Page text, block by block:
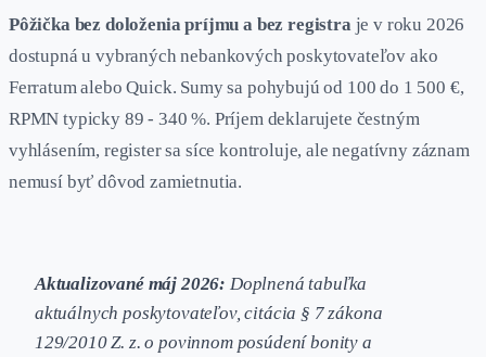
Pôžička bez doloženia príjmu a bez registra je v roku 2026
dostupná u vybraných nebankových poskytovateľov ako
Ferratum alebo Quick. Sumy sa pohybujú od 100 do 1 500 €,
RPMN typicky 89 - 340 %. Príjem deklarujete čestným
vyhlásením, register sa síce kontroluje, ale negatívny záznam
nemusí byť dôvod zamietnutia.
Aktualizované máj 2026: Doplnená tabuľka
aktuálnych poskytovateľov, citácia § 7 zákona
129/2010 Z. z. o povinnom posúdení bonity a